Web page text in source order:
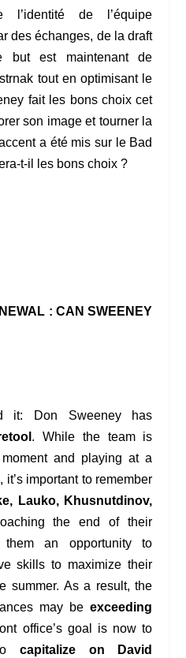
l’identité de l’équipe
des échanges, de la draft
but est maintenant de
tout en optimisant le
fait les bons choix cet
son image et tourner la
a été mis sur le Bad
t-il les bons choix ?
: CAN SWEENEY
it: Don Sweeney has
. While the team is
and playing at a
important to remember
Lauko, Khusnutdinov,
the end of their
an opportunity to
skills to maximize their
summer. As a result, the
may beexceeding
office’s goal is now to
capitalize on David